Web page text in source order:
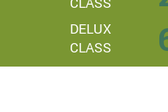
DELUX
CLASS